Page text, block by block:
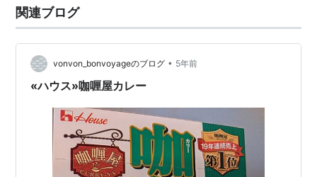
関連ブログ
vonvon_bonvoyageのブログ • 5年前
«ハウス»咖喱屋カレー